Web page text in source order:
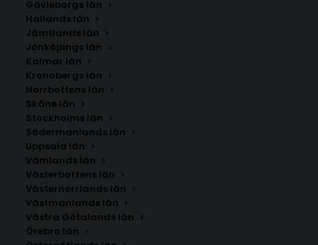
Gävleborgs län
Hallands län
Jämtlands län
Jönköpings län
Kalmar län
Kronobergs län
Norrbottens län
Skåne län
Stockholms län
Södermanlands län
Uppsala län
Vämlands län
Västerbottens län
Västernorrlands län
Västmanlands län
Västra Götalands län
Örebro län